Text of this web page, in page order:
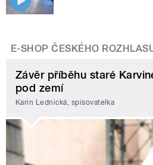
E-SHOP ČESKÉHO
Závěr příběhu staré
pod zemí
Karin Lednická, spisovatelka